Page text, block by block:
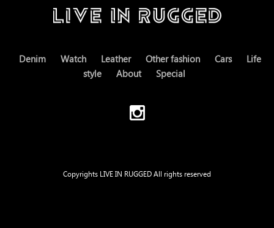
Denim Watch Leather Other fashion Cars
Life
style
About Special
Copyrights LIVE IN RUGGED All rights reserved